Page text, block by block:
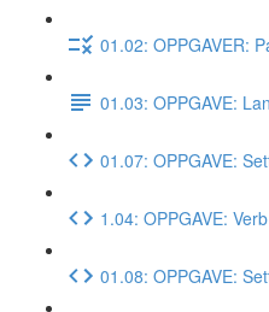
01.02: OPPGAVER:
01.03: OPPGAVE:
01.07: OPPGAVE:
1.04: OPPGAVE:
01.08: OPPGAVE: